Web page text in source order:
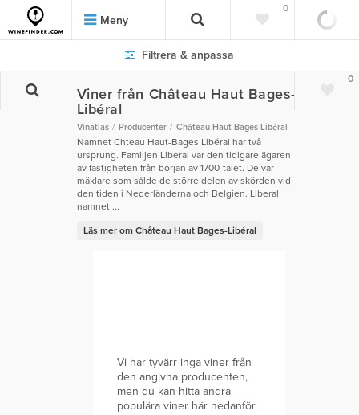
Meny
0
0
Filtrera & anpassa
Viner från Château Haut Bages-
Libéral
Vinatlas Producenter Château Haut Bages-Libéral
Namnet Chteau Haut-Bages Libéral har två
ursprung. Familjen Liberal var den tidigare ägaren
av fastigheten från början av 1700-talet. De var
mäklare som sålde de större delen av skörden vid
den tiden i Nederländerna och Belgien. Liberal
namnet ...
Läs mer om Château Haut Bages-Libéral
Vi har tyvärr inga viner från
den angivna producenten,
men du kan hitta andra
populära viner här nedanför.